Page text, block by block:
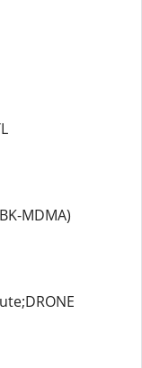
MDMA)